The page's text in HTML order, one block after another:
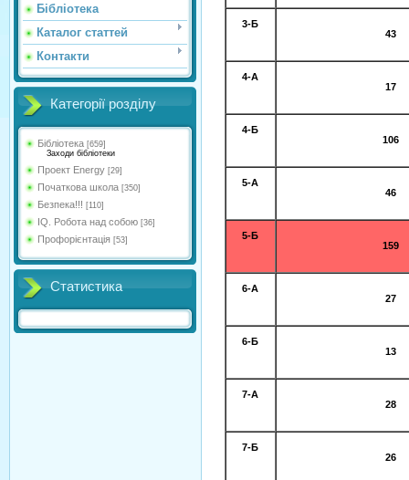
Бібліотека
Каталог статтей
Контакти
Категорії розділу
Бібліотека [659]
Заходи бібліотеки
Проект Energy [29]
Початкова школа [350]
Безпека!!! [110]
IQ. Робота над собою [36]
Профорієнтація [53]
Статистика
3-Б
43
4-А
17
4-Б
106
5-А
46
5-Б
159
6-А
27
6-Б
13
7-А
28
7-Б
26